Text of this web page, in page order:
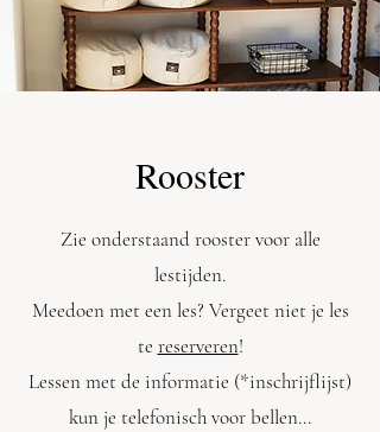
Rooster
Zie onderstaand rooster voor alle
lestijden.
Meedoen met een les? Vergeet niet je les
te reserveren!
Lessen met de informatie (*inschrijflijst)
kun je telefonisch voor bellen...